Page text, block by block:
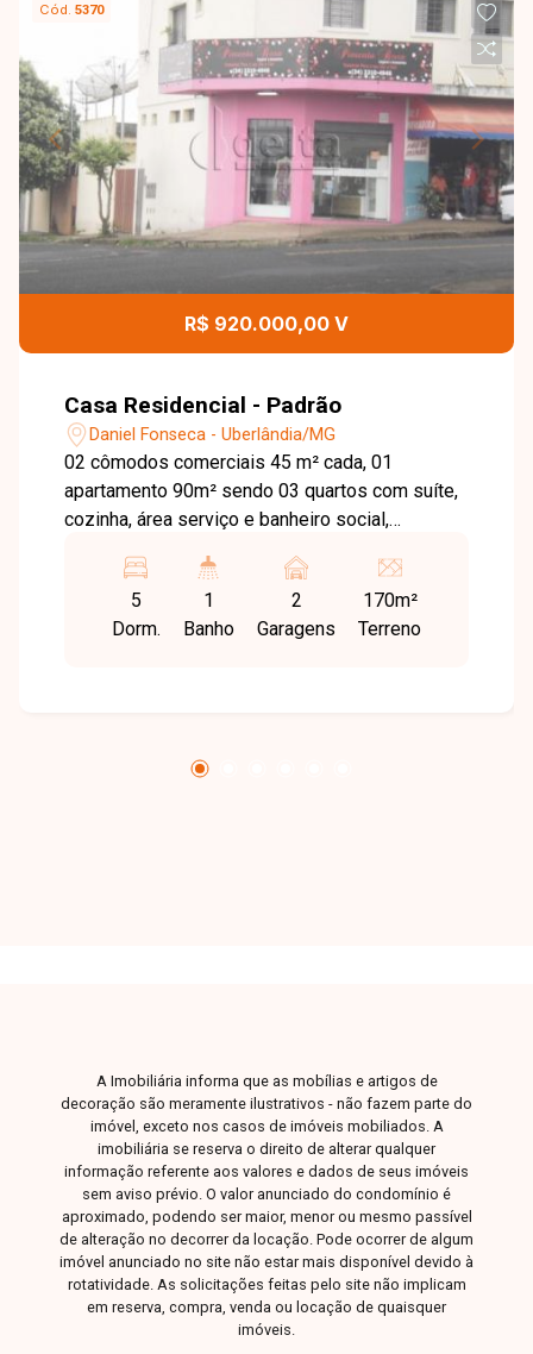
Cód.5370
R$ 920.000,00 V
Casa Residencial - Padrão
Daniel Fonseca - Uberlândia/MG
02 cômodos comerciais 45 m² cada, 01
apartamento 90m² sendo 03 quartos com suíte,
cozinha, área serviço e banheiro social,
quartos , sala, , cozinha, área serviço. Garagem
01 vaga. Área terreno 170 m² e área construída
de aproximadamente 230m². Agende agora
Entre em contato conosco pelo telefone ou
5
Dorm.
1
Banho
2
Garagens
170m²
Terreno
A Imobiliária informa que as mobílias e artigos de
decoração são meramente ilustrativos - não fazem parte do
imóvel, exceto nos casos de imóveis mobiliados. A
imobiliária se reserva o direito de alterar qualquer
informação referente aos valores e dados de seus imóveis
sem aviso prévio. O valor anunciado do condomínio é
aproximado, podendo ser maior, menor ou mesmo passível
de alteração no decorrer da locação. Pode ocorrer de algum
imóvel anunciado no site não estar mais disponível devido à
rotatividade. As solicitações feitas pelo site não implicam
em reserva, compra, venda ou locação de quaisquer
imóveis.